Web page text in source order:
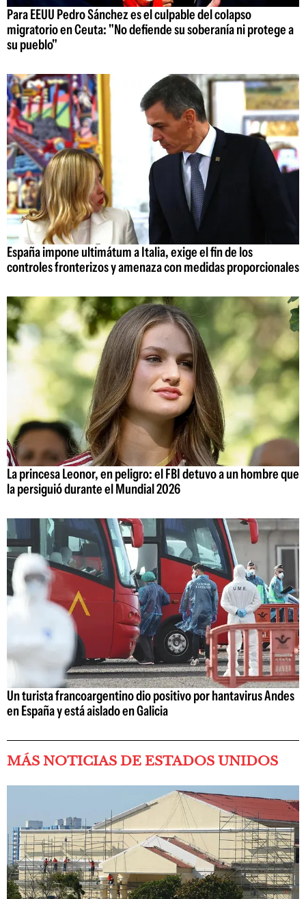
Para EEUU Pedro Sánchez es el culpable del colapso
migratorio en Ceuta: "No defiende su soberanía ni protege a
su pueblo"
España impone ultimátum a Italia, exige el fin de los
controles fronterizos y amenaza con medidas proporcionales
La princesa Leonor, en peligro: el FBI detuvo a un hombre que
la persiguió durante el Mundial 2026
Un turista francoargentino dio positivo por hantavirus Andes
en España y está aislado en Galicia
MÁS NOTICIAS DE ESTADOS UNIDOS